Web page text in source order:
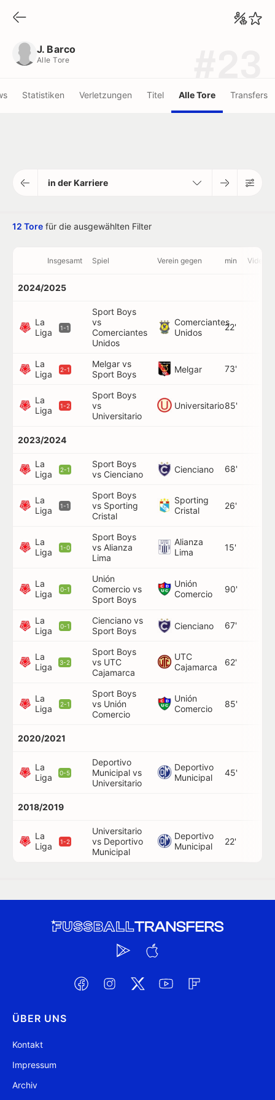
J. Barco
Alle Tore
Statistiken Verletzungen Titel Alle Tore Transfers
in der Karriere
12 Tore für die ausgewählten Filter
Insgesamt Spiel Verein gegen min Videos
2024/2025
La
Liga
1-1
Sport Boys
vs
Comerciantes
Unidos
Comerciantes
Unidos
22'
La
Liga
2-1
Melgar vs
Sport Boys
Melgar 73'
La
Liga
1-2
Sport Boys
vs
Universitario
Universitario85'
2023/2024
La
Liga
2-1
Sport Boys
vs Cienciano
Cienciano 68'
La
Liga
1-1
Sport Boys
vs Sporting
Cristal
Sporting
Cristal
26'
La
Liga
1-0
Sport Boys
vs Alianza
Lima
Alianza
Lima
15'
La
Liga
0-1
Unión
Comercio vs
Sport Boys
Unión
Comercio
90'
La
Liga
0-1
Cienciano vs
Sport Boys
Cienciano 67'
La
Liga
3-2
Sport Boys
vs UTC
Cajamarca
UTC
Cajamarca
62'
La
Liga
2-1
Sport Boys
vs Unión
Comercio
Unión
Comercio
85'
2020/2021
La
Liga
0-5
Deportivo
Municipal vs
Universitario
Deportivo
Municipal
45'
2018/2019
La
Liga
1-2
Universitario
vs Deportivo
Municipal
Deportivo
Municipal
22'
ÜBER UNS
Kontakt
Impressum
Archiv